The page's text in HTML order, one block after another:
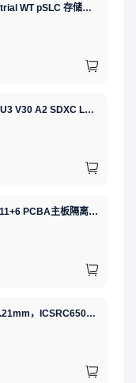
工业级宽温 16GB TF卡 Industrial WT pSLC 存储卡 MICRO SD LDPC纠错 PE 30K 无人机、行车记录仪、安防监控适配
SD卡 工业级 TLC 64GB C10 U3 V30 A2 SDXC LDPC纠错 PE 3K 无人机、行车记录仪、安防监控适配
新宏辉达 单通头六角铜柱M3*11+6 PCBA主板隔离螺柱
ICT，屏蔽夹 ，长6.5mm*高1.21mm，ICSRC6508SFR